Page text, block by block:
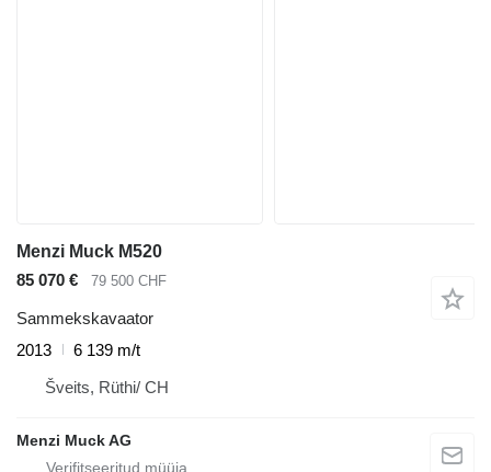
Menzi Muck M520
85 070 €
79 500 CHF
Sammekskavaator
2013
6 139 m/t
Šveits, Rüthi/ CH
Menzi Muck AG